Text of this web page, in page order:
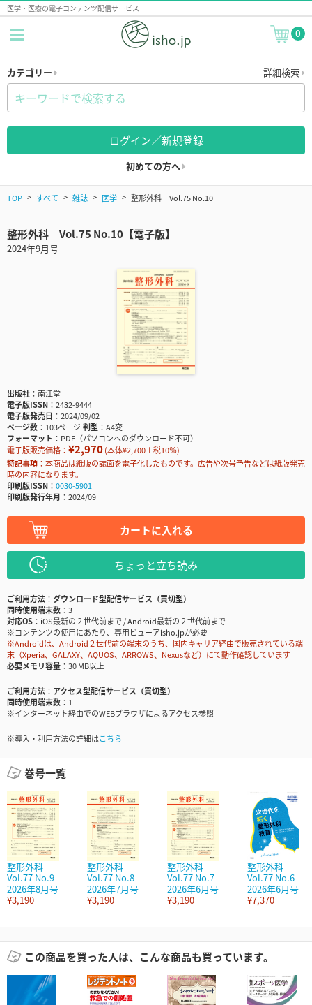
医学・医療の電子コンテンツ配信サービス
0
カテゴリー 詳細検索
ログイン／新規登録
初めての方へ
TOP すべて 雑誌 医学 整形外科 Vol.75 No.10
整形外科 Vol.75 No.10【電子版】
2024年9月号
出版社
南江堂
電子版ISSN
2432-9444
電子版発売日
2024/09/02
ページ数
103ページ判型
A4変
フォーマット
PDF（パソコンへのダウンロード不可）
電子版販売価格： ¥2,970(本体¥2,700＋税10％)
特記事項
本商品は紙版の誌面を電子化したものです。広告や次号予告などは紙版発売
時の内容になります。
印刷版ISSN
0030-5901
印刷版発行年月
2024/09
カートに入れる
ちょっと立ち読み
ご利用方法
ダウンロード型配信サービス（買切型）
同時使用端末数
3
対応OS
iOS最新の２世代前まで / Android最新の２世代前まで
※コンテンツの使用にあたり、専用ビューアisho.jpが必要
※Androidは、Android２世代前の端末のうち、国内キャリア経由で販売されている端
末（Xperia、GALAXY、AQUOS、ARROWS、Nexusなど）にて動作確認しています
必要メモリ容量
30 MB以上
ご利用方法
アクセス型配信サービス（買切型）
同時使用端末数
1
※インターネット経由でのWEBブラウザによるアクセス参照
※導入・利用方法の詳細はこちら
巻号一覧
整形外科
Vol.77 No.9
2026年8月号
¥3,190
整形外科
Vol.77 No.8
2026年7月号
¥3,190
整形外科
Vol.77 No.7
2026年6月号
¥3,190
整形外科
Vol.77 No.6
2026年6月号
¥7,370
この商品を買った人は、こんな商品も買っています。